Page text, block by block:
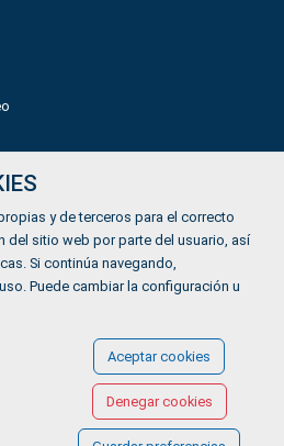
y de terceros para el correcto
del sitio web por parte del usuario, así
Si continúa navegando,
Puede cambiar la configuración u
Aceptar cookies
Denegar cookies